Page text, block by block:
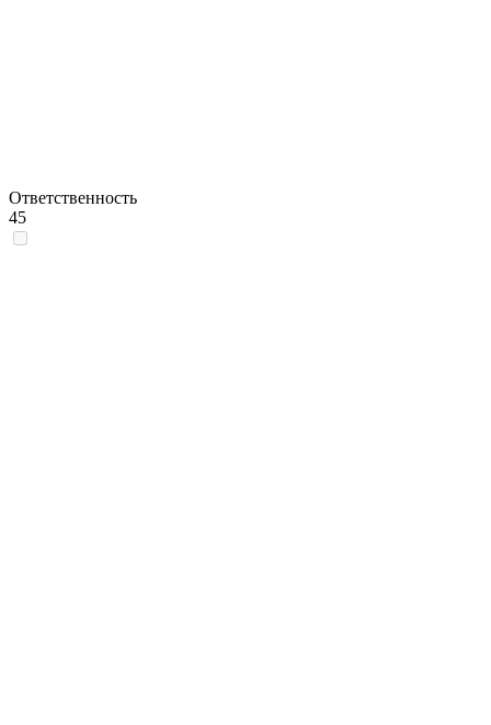
Ответственность
45